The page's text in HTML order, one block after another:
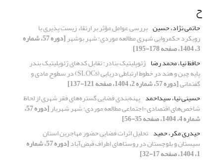
ح
حاتمی نژاد، حسین بررسی عوامل مؤثر بر ارتقاء زیست پذیری با
رویکرد حکمروایی شهری مطالعه موردی: شهر بوشهر [دوره 57، شماره
3، 1404، صفحه 178-195]
حافظ نیا، محمد رضا ژئوپلیتیک بنادر: تقابل کدهای ژئوپلیتیک بندر
پایه چین و هند در خطوط ارتباطی دریایی (SLOCs) در سطوح مادی و
گفتمانی[دوره 57، شماره 2، 1404، صفحه 121-137]
حسینی نیا، سیداحمد پهنه‌بندی فضایی گستره‌های فقر شهری از لحاظ
شاخص‌های اقتصادی-اجتماعی مطالعه موردی: شهر شهریار [دوره 57،
شماره 4، 1404، صفحه 35-56]
حیدری مکر، حمید تحلیل اثرات فضایی حضور مهاجرین استان
سیستان و بلوچستان در روستاهای اطراف فیض‌آباد [دوره 57، شماره
1، 1404، صفحه 17-32]